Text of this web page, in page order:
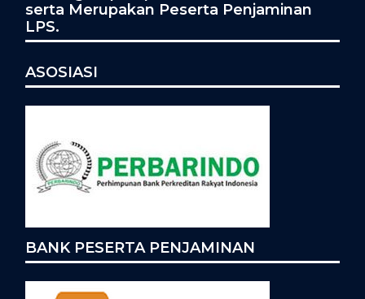
serta Merupakan Peserta Penjaminan
LPS.
ASOSIASI
BANK PESERTA PENJAMINAN